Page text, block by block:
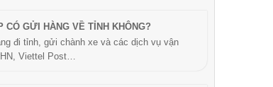
CÓ GỬI HÀNG VỀ TỈNH KHÔNG?
đi tỉnh, gửi chành xe và các dịch vụ vận
Viettel Post…